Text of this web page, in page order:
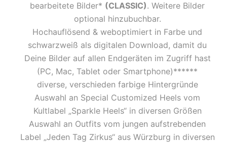
bearbeitete Bilder* (CLASSIC). Weitere Bilder
optional hinzubuchbar.
Hochauflösend & weboptimiert in Farbe und
schwarzweiß als digitalen Download, damit du
Deine Bilder auf allen Endgeräten im Zugriff hast
(PC, Mac, Tablet oder Smartphone)******
diverse, verschieden farbige Hintergründe
Auswahl an Special Customized Heels vom
Kultlabel „Sparkle Heels“ in diversen Größen
Auswahl an Outfits vom jungen aufstrebenden
Label „Jeden Tag Zirkus“ aus Würzburg in diversen